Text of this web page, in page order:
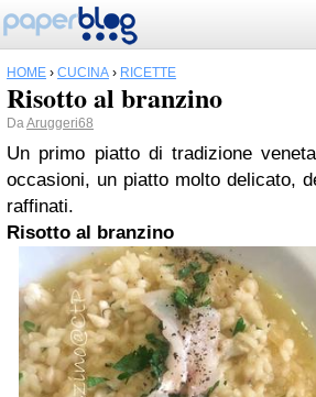
HOME › CUCINA › RICETTE
Risotto al branzino
DaAruggeri68
Un primo piatto di tradizione
occasioni, un piatto molto delicato,
raffinati.
Risotto al branzino